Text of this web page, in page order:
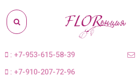
: +7-953-615-58-39
: +7-910-207-72-96